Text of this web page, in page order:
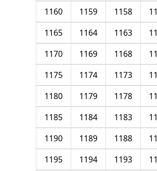
1158
1159
1160
1163
1164
1165
1168
1169
1170
1173
1174
1175
1178
1179
1180
1183
1184
1185
1188
1189
1190
1193
1194
1195